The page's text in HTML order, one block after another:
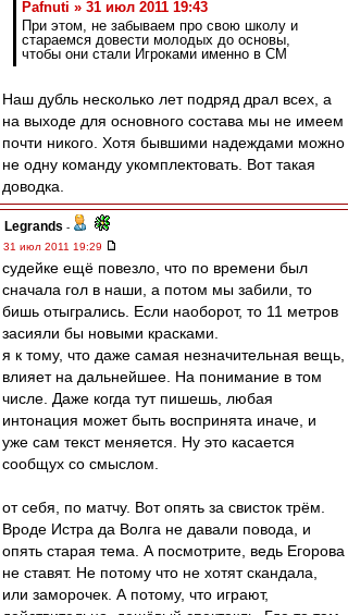
Pafnuti » 31 июл 2011 19:43
При этом, не забываем про свою школу и
стараемся довести молодых до основы,
чтобы они стали Игроками именно в СМ
Наш дубль несколько лет подряд драл всех, а
на выходе для основного состава мы не имеем
почти никого. Хотя бывшими надеждами можно
не одну команду укомплектовать. Вот такая
доводка.
Legrands -
31 июл 2011 19:29
судейке ещё повезло, что по времени был
сначала гол в наши, а потом мы забили, то
бишь отыгрались. Если наоборот, то 11 метров
засияли бы новыми красками.
я к тому, что даже самая незначительная вещь,
влияет на дальнейшее. На понимание в том
числе. Даже когда тут пишешь, любая
интонация может быть воспринята иначе, и
уже сам текст меняется. Ну это касается
сообщух со смыслом.
от себя, по матчу. Вот опять за свисток трём.
Вроде Истра да Волга не давали повода, и
опять старая тема. А посмотрите, ведь Егорова
не ставят. Не потому что не хотят скандала,
или заморочек. А потому, что играют,